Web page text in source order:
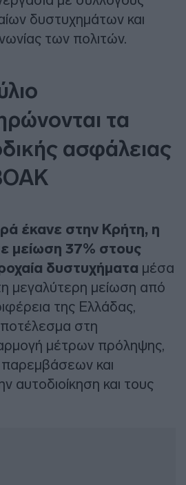
δυστυχημάτων και
των πολιτών.
τα
ασφάλειας
έκανε στην Κρήτη, η
μείωση 37% στους
δυστυχήματα μέσα
μεγαλύτερη μείωση από
της Ελλάδας,
στη
μέτρων πρόληψης,
και
αυτοδιοίκηση και τους